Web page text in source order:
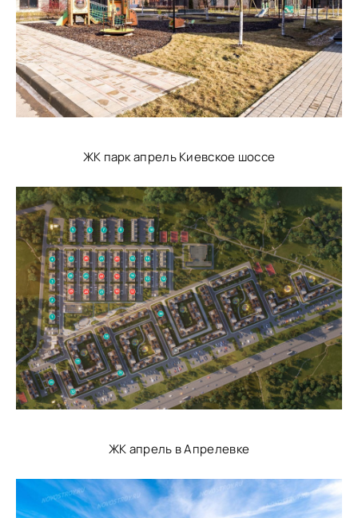
ЖК парк апрель Киевское шоссе
ЖК апрель в Апрелевке